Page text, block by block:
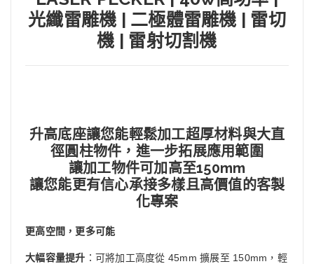
光纖雷雕機 | 二極體雷雕機 | 雷切
機 | 雷射切割機
升高底座讓您能輕鬆加工超厚材料與大直
徑圓柱物件，進一步拓展應用範圍
讓加工物件可加高至150mm
讓您能更有信心承接多樣且高價值的客製
化專案
更高空間，更多可能
大幅容量提升 ：可將加工高度從 45mm 擴展至 150mm，輕